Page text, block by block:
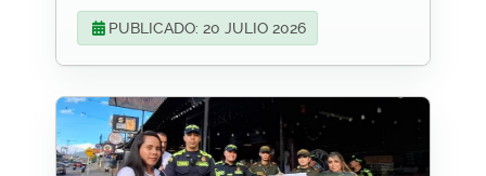
PUBLICADO: 20 JULIO 2026